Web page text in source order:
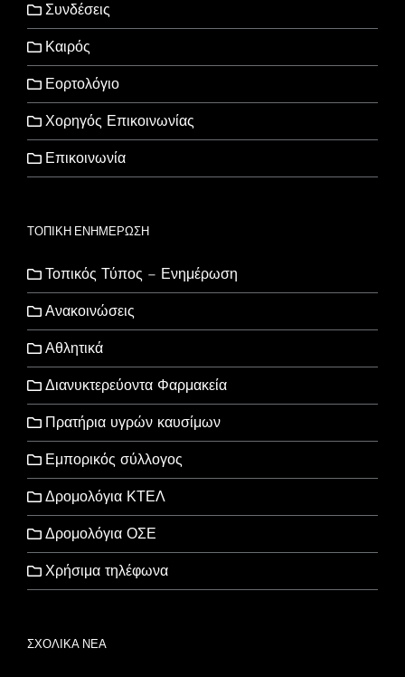
Συνδέσεις
Καιρός
Εορτολόγιο
Χορηγός Επικοινωνίας
Επικοινωνία
ΤΟΠΙΚΗ ΕΝΗΜΕΡΩΣΗ
Τοπικός Τύπος – Ενημέρωση
Ανακοινώσεις
Αθλητικά
Διανυκτερεύοντα Φαρμακεία
Πρατήρια υγρών καυσίμων
Εμπορικός σύλλογος
Δρομολόγια ΚΤΕΛ
Δρομολόγια ΟΣΕ
Χρήσιμα τηλέφωνα
ΣΧΟΛΙΚΑ ΝΕΑ